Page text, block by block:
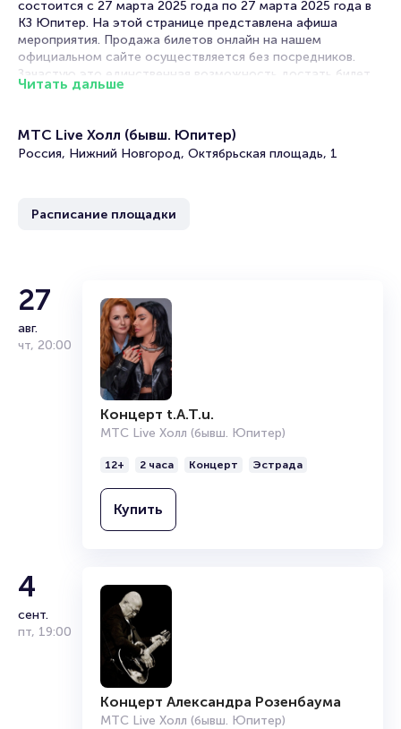
состоится с 27 марта 2025 года по 27 марта 2025 года в
КЗ Юпитер. На этой странице представлена афиша
мероприятия. Продажа билетов онлайн на нашем
официальном сайте осуществляется без посредников.
Зачастую это единственная возможность достать билет
на выступление ансамбля.
им. Н. С. Надеждиной
Среднее время на покупку билета здесь начиная с выбора
Полезные ссылки
Подробнее о том, как вернуть, сдать или продать билет
читайте в разделах:
Продать билет
Организаторам
Читать дальше
МТС Live Холл (бывш. Юпитер)
Россия, Нижний Новгород, Октябрьская площадь, 1
Расписание площадки
27
авг.
чт, 20:00
Концерт t.A.T.u.
МТС Live Холл (бывш. Юпитер)
12+ 2 часа Концерт Эстрада
Купить
4
сент.
пт, 19:00
Концерт Александра Розенбаума
МТС Live Холл (бывш. Юпитер)